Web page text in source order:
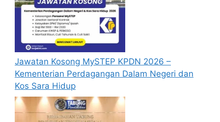
dengan lengkap dan tepat.
Perlu diingatkan, hanya pemohon yang
layak sahaja akan dipanggil ke
temuduga. Sila lengkapkan dan
kemaskini maklumat anda yang telah
didaftarkan. Permohonan yang tidak
menerima sebarang jawapan selepas 6
bulandari tarikh iklan ditutup hendaklah
menganggap permohonan mereka tidak
berjaya.
Jawatan Kosong MySTEP KPDN 2026 –
Kementerian Perdagangan Dalam Negeri dan
Kos Sara Hidup